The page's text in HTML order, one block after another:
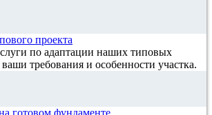
проекта
по адаптации наших типовых
требования и особенности участка.
готовом фундаменте